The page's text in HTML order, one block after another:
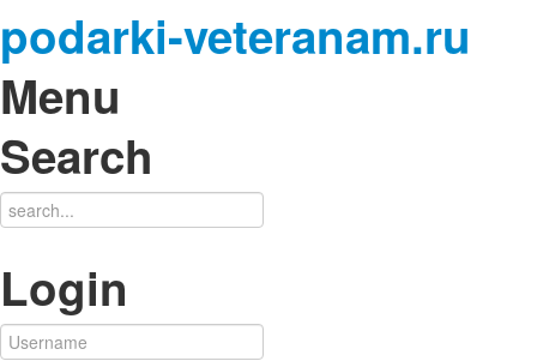
podarki-veteranam.ru
Menu
Search
Login